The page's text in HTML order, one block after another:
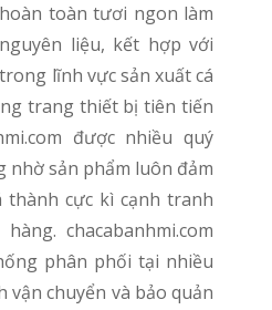
hoàn toàn tươi ngon làm
nguyên liệu, kết hợp với
lĩnh vực sản xuất cá
trang thiết bị tiên tiến
được nhiều quý
nhờ sản phẩm luôn đảm
thành cực kì cạnh tranh
chacabanhmi.com
phân phối tại nhiều
chuyển và bảo quản